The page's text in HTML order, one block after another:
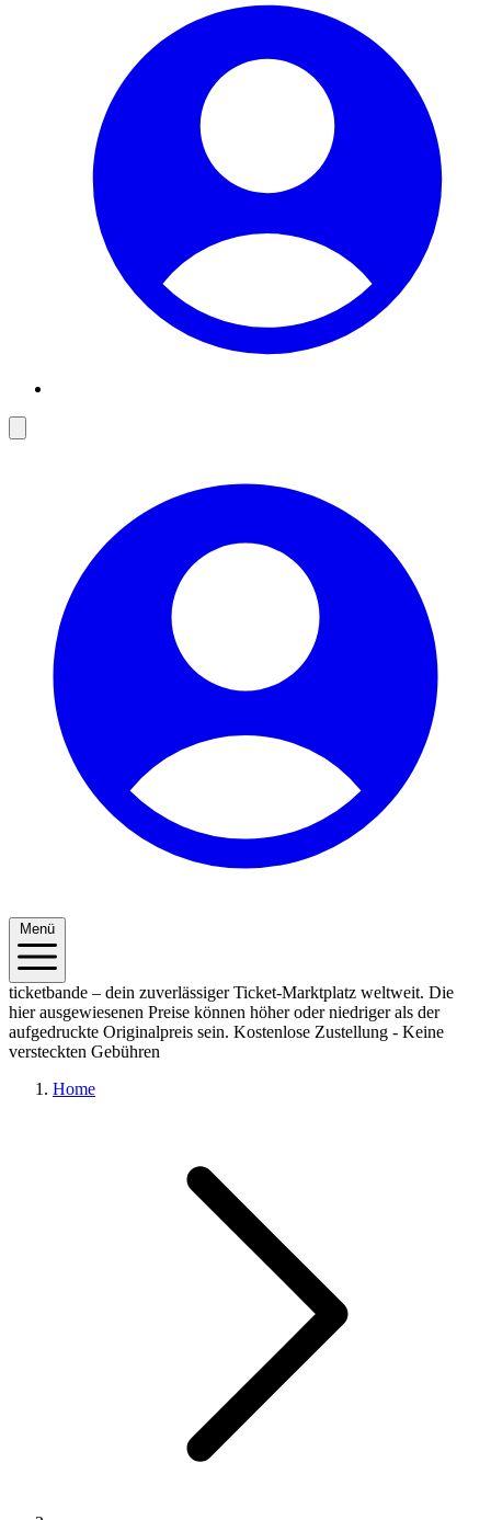
Menü
ticketbande – dein zuverlässiger Ticket-Marktplatz weltweit. Die
hier ausgewiesenen Preise können höher oder niedriger als der
aufgedruckte Originalpreis sein. Kostenlose Zustellung - Keine
versteckten Gebühren
Home